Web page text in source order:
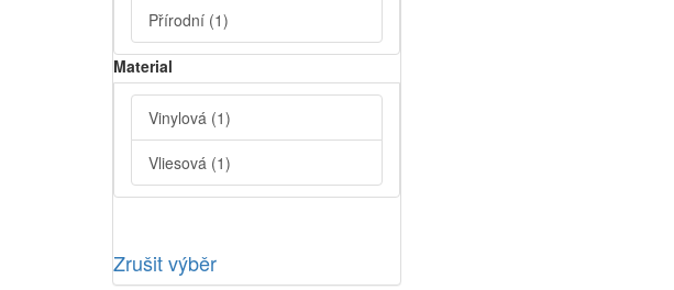
Přírodní (1)
Material
Vinylová (1)
Vliesová (1)
Zrušit výběr